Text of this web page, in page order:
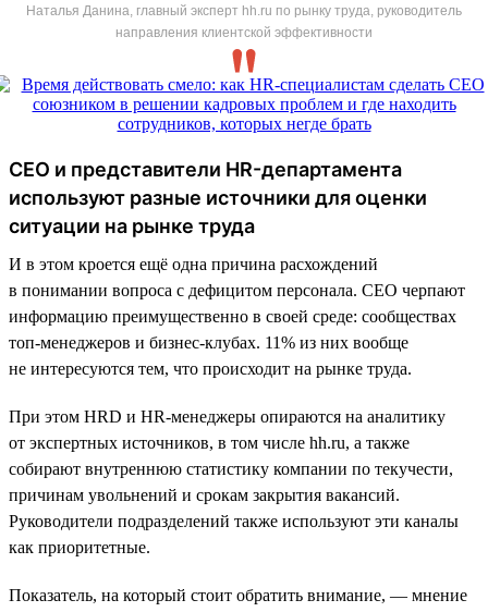
Наталья Данина, главный эксперт hh.ru по рынку труда, руководитель
направления клиентской эффективности
CEO и представители HR-департамента
используют разные источники для оценки
ситуации на рынке труда
И в этом кроется ещё одна причина расхождений
в понимании вопроса с дефицитом персонала. CEO черпают
информацию преимущественно в своей среде: сообществах
топ-менеджеров и бизнес-клубах. 11% из них вообще
не интересуются тем, что происходит на рынке труда.
При этом HRD и HR-менеджеры опираются на аналитику
от экспертных источников, в том числе hh.ru, а также
собирают внутреннюю статистику компании по текучести,
причинам увольнений и срокам закрытия вакансий.
Руководители подразделений также используют эти каналы
как приоритетные.
Показатель, на который стоит обратить внимание, — мнение